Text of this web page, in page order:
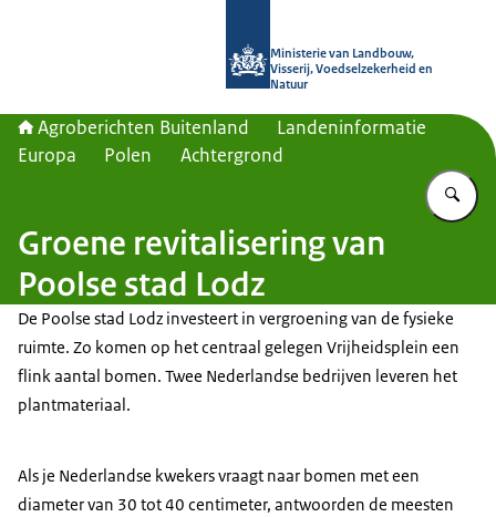
Ministerie van Landbouw,
Visserij, Voedselzekerheid en
Natuur
Agroberichten Buitenland
Landeninformatie
Europa
Polen Achtergrond
Groene revitalisering van
Poolse stad Lodz
De Poolse stad Lodz investeert in vergroening van de fysieke
ruimte. Zo komen op het centraal gelegen Vrijheidsplein een
flink aantal bomen. Twee Nederlandse bedrijven leveren het
plantmateriaal.
Als je Nederlandse kwekers vraagt naar bomen met een
diameter van 30 tot 40 centimeter, antwoorden de meesten